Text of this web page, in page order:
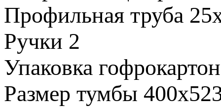
Профильная труба
Ручки 2
Упаковка гофрокартон
Размер тумбы